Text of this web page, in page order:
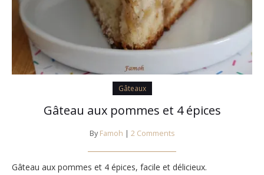
Gâteaux
Gâteau aux pommes et 4 épices
By Famoh | 2 Comments
Gâteau aux pommes et 4 épices, facile et délicieux.